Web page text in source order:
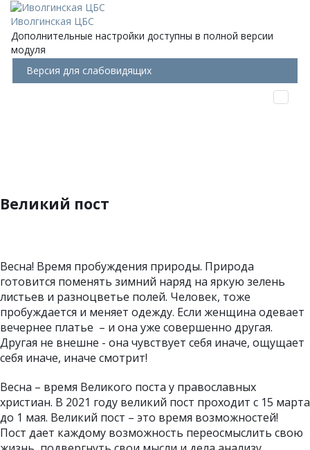
Иволгинская ЦБС
Дополнительные настройки доступны в полной версии
модуля
Версия для слабовидящих
Великий пост
Весна! Время пробуждения природы. Природа
готовится поменять зимний наряд на яркую зелень
листьев и разноцветье полей. Человек, тоже
пробуждается и меняет одежду. Если женщина одевает
вечернее платье – и она уже совершенно другая.
Другая не внешне - она чувствует себя иначе, ощущает
себя иначе, иначе смотрит!
Весна – время Великого поста у православных
христиан. В 2021 году великий пост проходит с 15 марта
до 1 мая. Великий пост – это время возможностей!
Пост дает каждому возможность переосмыслить свою